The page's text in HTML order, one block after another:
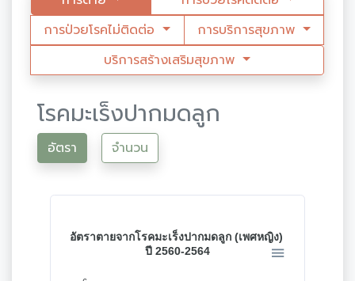
การป่วยโรคไม่ติดต่อ
การบริการสุขภาพ
บริการสร้างเสริมสุขภาพ
โรคมะเร็งปากมดลูก
อัตรา จำนวน